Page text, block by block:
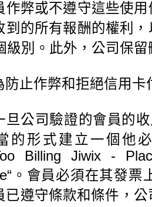
作弊或不遵守這些使
到的所有報酬的權利
級別。此外，公司保
防止作弊和拒絕信用卡
旦公司驗證的會員的
的形式建立一個他
Billing Jiwix -
。會員必須在其發
已遵守條款和條件，